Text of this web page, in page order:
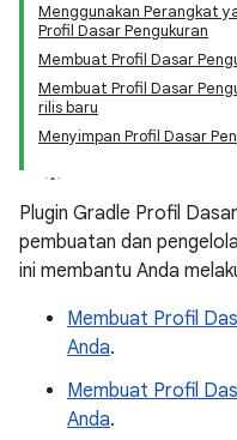
Menggunakan Perangkat
Profil Dasar Pengukuran
Membuat Profil Dasar
Membuat Profil Dasar
rilis baru
Menyimpan Profil Dasar
Plugin Gradle Profil
pembuatan dan
ini membantu Anda
Membuat Profil
Anda.
Membuat Profil
Anda.